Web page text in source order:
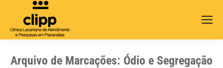
Arquivo de Marcações: Ódio e Segregação